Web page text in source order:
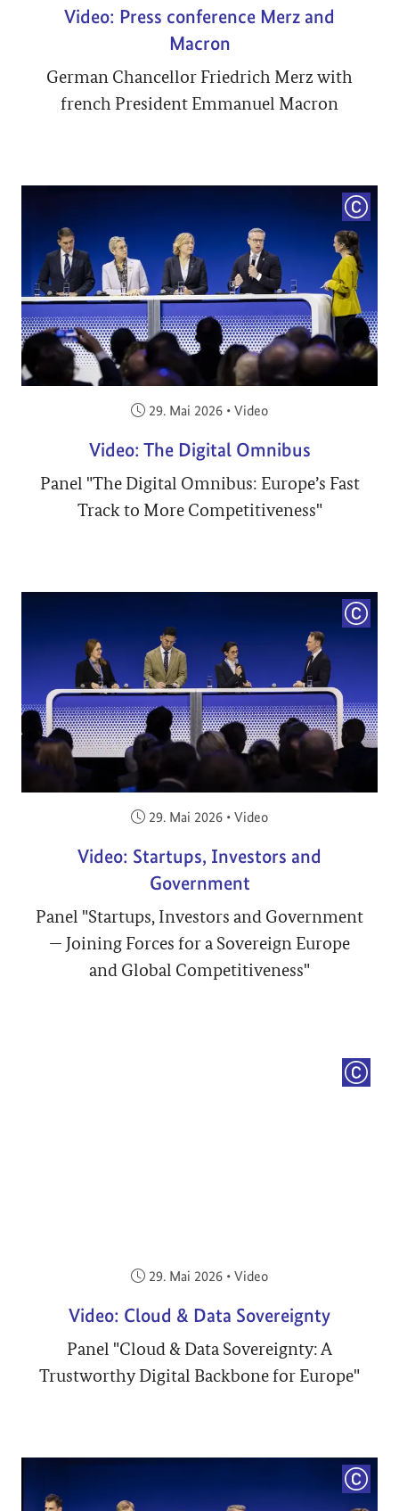
Video: Press conference Merz and
Macron
German Chancellor Friedrich Merz with
french President Emmanuel Macron
Veröffentlicht am:
29. Mai 2026 • Video
Video: The Digital Omnibus
Panel "The Digital Omnibus: Europe’s Fast
Track to More Competitiveness"
Veröffentlicht am:
29. Mai 2026 • Video
Video: Startups, Investors and
Government
Panel "Startups, Investors and Government
— Joining Forces for a Sovereign Europe
and Global Competitiveness"
Veröffentlicht am:
29. Mai 2026 • Video
Video: Cloud & Data Sovereignty
Panel "Cloud & Data Sovereignty: A
Trustworthy Digital Backbone for Europe"